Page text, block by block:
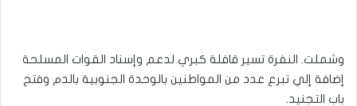
وشملت. النفرة تسير قافلة كبري لدعم وإسناد القوات المسلحة
إضافة إلي تبرع عدد من المواطنين بالوحدة الجنوبية بالدم وفتح
باب التجنيد.